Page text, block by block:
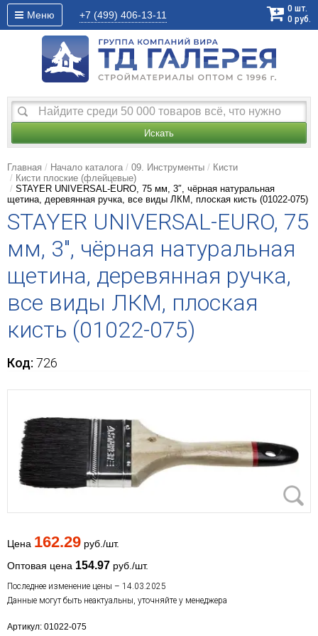
Меню +7 (499) 406-13-11
0 шт.
0 руб.
Искать
Главная Начало каталога 09. Инструменты
Кисти
Кисти плоские (флейцевые)
STAYER UNIVERSAL-EURO, 75 мм, 3″, чёрная натуральная
щетина, деревянная ручка, все виды ЛКМ, плоская кисть (01022-075)
STAYER UNIVERSAL-EURO, 75
мм, 3″, чёрная натуральная
щетина, деревянная ручка,
все виды ЛКМ, плоская
кисть (01022-075)
Код: 726
Цена 162.29 руб./шт.
Оптовая цена 154.97 руб./шт.
Последнее изменение цены – 14.03.2025
Данные могут быть неактуальны, уточняйте у менеджера
Артикул: 01022-075